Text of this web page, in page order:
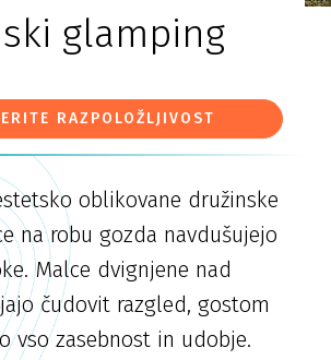
glamping
RAZPOLOŽLJIVOST
oblikovane družinske
na robu gozda navdušujejo
Malce dvignjene nad
čudovit razgled, gostom
vso zasebnost in udobje.